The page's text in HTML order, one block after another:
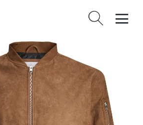
Vyhledávání
Oblečení/Nadměrné velikosti
Jack & Jones Plus hnědá